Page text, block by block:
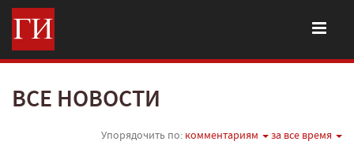
ВСЕ НОВОСТИ
Упорядочить по: комментариям за все время